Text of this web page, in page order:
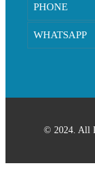
PHONE
WHATSAPP
© 2024. All